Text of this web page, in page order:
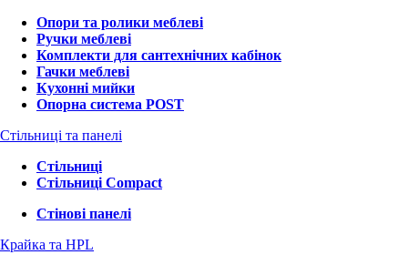
Опори та ролики меблеві
Ручки меблеві
Комплекти для сантехнічних кабінок
Гачки меблеві
Кухонні мийки
Опорна система POST
Стільниці та панелі
Стільниці
Стільниці Compact
Стінові панелі
Крайка та HPL